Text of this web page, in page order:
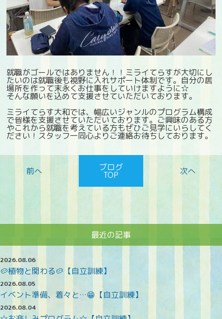
就職がゴールではありません！！ミライてらすが大切にし
たいのは就職後も視野に入れサポート体制です。自分の居
場所を作って末永くお仕事をしていけますように☆
そんな願いを込めて支援させていただいております。
ミライてらす大和では、幅広いジャンルのプログラム構成
で皆様を支援させていただいております。ご興味のある方
やこれから就職を考えている方もぜひご見学にいらしてく
ださい！スタッフ一同心よりご連絡お待ちしております。
ブログ
TOP
最近の記事
2026.08.06
🥔植物と関わる🥔【自立訓練】
2026.08.05
イベント準備、着々と…😁【自立訓練】
2026.08.04